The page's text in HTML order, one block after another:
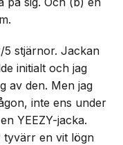
5 stjärnor. Jackan
initialt och jag
av den. Men jag
inte ens under
YEEZY-jacka.
tyvärr en vit lögn